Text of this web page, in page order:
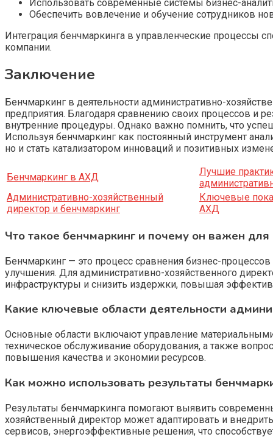
Использовать современные системы бизнес-
Обеспечить вовлечение и обучение сотрудников
Интеграция бенчмаркинга в управленческие процессы
компании.
Заключение
Бенчмаркинг в деятельности административно-
предприятия. Благодаря сравнению своих процессов и
внутренние процедуры. Однако важно помнить, что
Используя бенчмаркинг как постоянный инструмент
но и стать катализатором инноваций и позитивных
Бенчмаркинг в АХД
Лучшие
Административно-хозяйственный
директор и бенчмаркинг
Ключевые
АХД
Что такое бенчмаркинг и почему он важен
Бенчмаркинг — это процесс сравнения бизнес-
улучшения. Для административно-хозяйственного
инфраструктуры и снизить издержки, повышая
Какие ключевые области деятельности
Основные области включают управление
техническое обслуживание оборудования, а также
повышения качества и экономии ресурсов.
Как можно использовать результаты
Результаты бенчмаркинга помогают выявить
хозяйственный директор может адаптировать и
сервисов, энергоэффективные решения, что